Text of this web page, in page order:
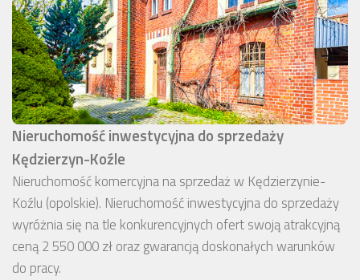
Nieruchomość inwestycyjna do sprzedaży
Kędzierzyn-Koźle
Nieruchomość komercyjna na sprzedaż w Kędzierzynie-
Koźlu (opolskie). Nieruchomość inwestycyjna do sprzedaży
wyróżnia się na tle konkurencyjnych ofert swoją atrakcyjną
ceną 2 550 000 zł oraz gwarancją doskonałych warunków
do pracy.